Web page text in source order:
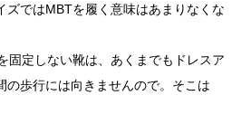
ズではMBTを履く意味はあまりなくな
固定しない靴は、あくまでもドレスア
の歩行には向きませんので。そこは